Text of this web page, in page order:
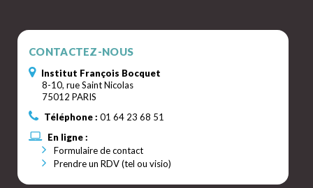
CONTACTEZ-NOUS
Institut François Bocquet
8-10, rue Saint Nicolas
75012 PARIS
Téléphone : 01 64 23 68 51
En ligne :
Formulaire de contact
Prendre un RDV (tel ou visio)